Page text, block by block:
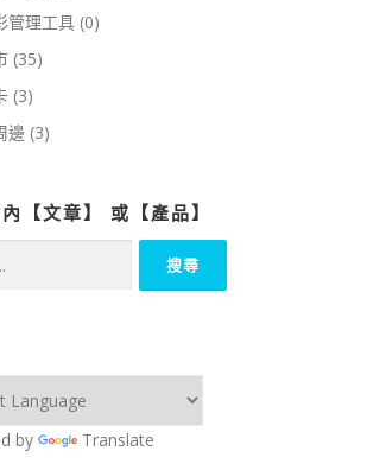
管理工具 (0)
(35)
(3)
邊 (3)
【文章】 或【產品】
by Translate